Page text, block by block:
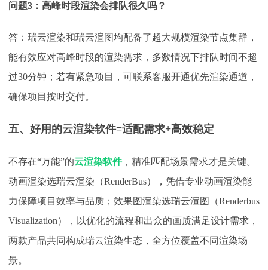
问题3：高峰时段渲染会排队很久吗？
答：瑞云渲染和瑞云渲图均配备了超大规模渲染节点集群，
能有效应对高峰时段的渲染需求，多数情况下排队时间不超
过30分钟；若有紧急项目，可联系客服开通优先渲染通道，
确保项目按时交付。
五、好用的云渲染软件=适配需求+高效稳定
不存在“万能”的云渲染软件，精准匹配场景需求才是关键。
动画渲染选瑞云渲染（RenderBus），凭借专业动画渲染能
力保障项目效率与品质；效果图渲染选瑞云渲图（Renderbus
Visualization），以优化的流程和出众的画质满足设计需求，
两款产品共同构成瑞云渲染生态，全方位覆盖不同渲染场
景。